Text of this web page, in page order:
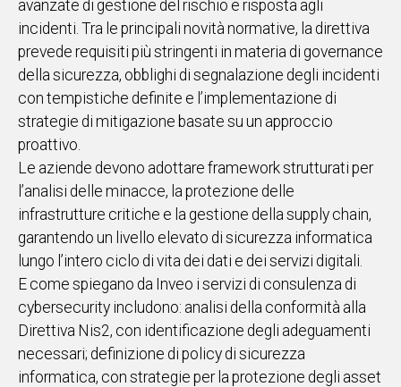
avanzate di gestione del rischio e risposta agli
incidenti. Tra le principali novità normative, la direttiva
prevede requisiti più stringenti in materia di governance
della sicurezza, obblighi di segnalazione degli incidenti
con tempistiche definite e l’implementazione di
strategie di mitigazione basate su un approccio
proattivo.
Le aziende devono adottare framework strutturati per
l’analisi delle minacce, la protezione delle
infrastrutture critiche e la gestione della supply chain,
garantendo un livello elevato di sicurezza informatica
lungo l’intero ciclo di vita dei dati e dei servizi digitali.
E come spiegano da Inveo i servizi di consulenza di
cybersecurity includono: analisi della conformità alla
Direttiva Nis2, con identificazione degli adeguamenti
necessari; definizione di policy di sicurezza
informatica, con strategie per la protezione degli asset